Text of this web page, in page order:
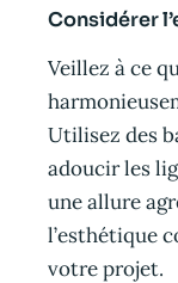
Considérer
Veillez à ce
Utilisez des
adoucir les
une allure
l’esthétique
votre projet.